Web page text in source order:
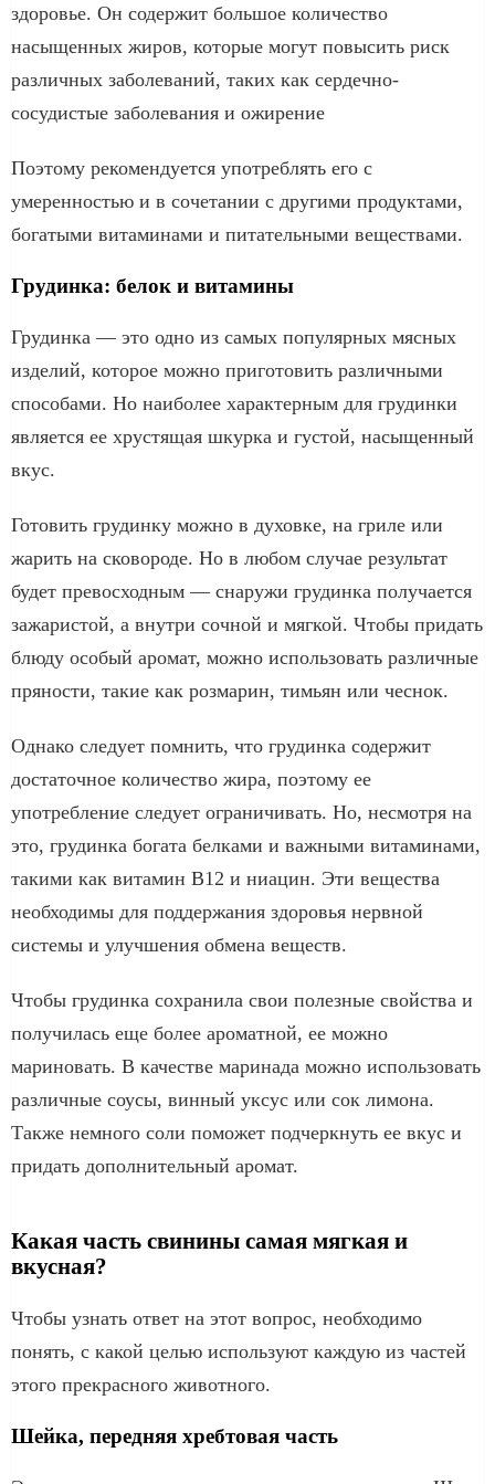
здоровье. Он содержит большое количество
насыщенных жиров, которые могут повысить риск
различных заболеваний, таких как сердечно-
сосудистые заболевания и ожирение
Поэтому рекомендуется употреблять его с
умеренностью и в сочетании с другими продуктами,
богатыми витаминами и питательными веществами.
Грудинка: белок и витамины
Грудинка — это одно из самых популярных мясных
изделий, которое можно приготовить различными
способами. Но наиболее характерным для грудинки
является ее хрустящая шкурка и густой, насыщенный
вкус.
Готовить грудинку можно в духовке, на гриле или
жарить на сковороде. Но в любом случае результат
будет превосходным — снаружи грудинка получается
зажаристой, а внутри сочной и мягкой. Чтобы придать
блюду особый аромат, можно использовать различные
пряности, такие как розмарин, тимьян или чеснок.
Однако следует помнить, что грудинка содержит
достаточное количество жира, поэтому ее
употребление следует ограничивать. Но, несмотря на
это, грудинка богата белками и важными витаминами,
такими как витамин В12 и ниацин. Эти вещества
необходимы для поддержания здоровья нервной
системы и улучшения обмена веществ.
Чтобы грудинка сохранила свои полезные свойства и
получилась еще более ароматной, ее можно
мариновать. В качестве маринада можно использовать
различные соусы, винный уксус или сок лимона.
Также немного соли поможет подчеркнуть ее вкус и
придать дополнительный аромат.
Какая часть свинины самая мягкая и
вкусная?
Чтобы узнать ответ на этот вопрос, необходимо
понять, с какой целью используют каждую из частей
этого прекрасного животного.
Шейка, передняя хребтовая часть